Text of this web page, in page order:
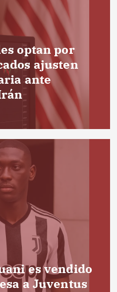
optan por
ajusten
ante
es vendido
a Juventus